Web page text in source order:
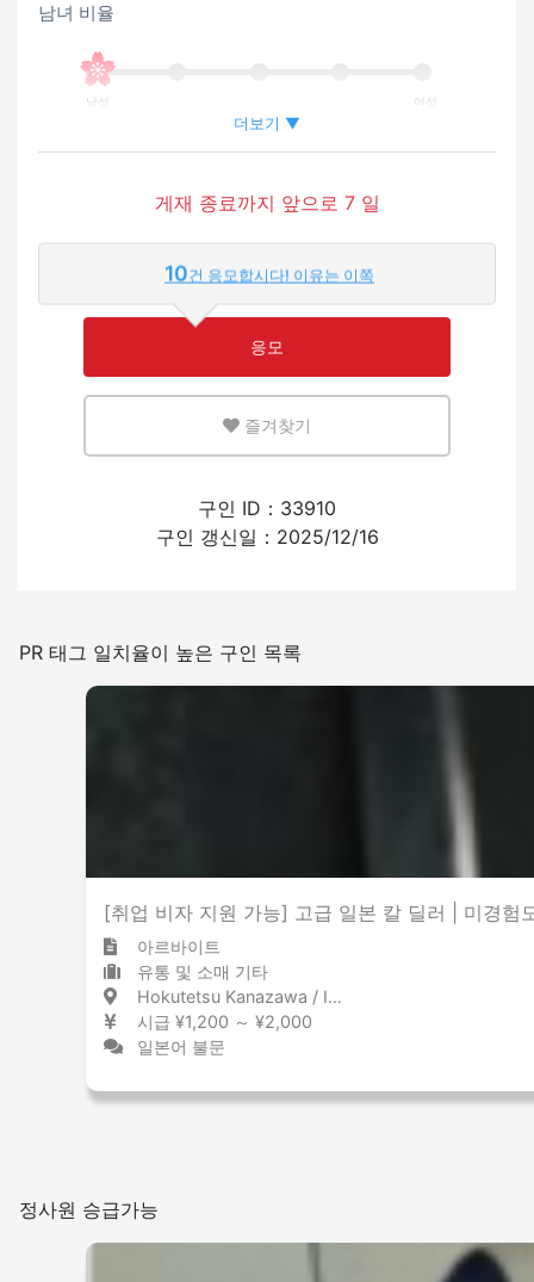
남녀 비율
남성 여성
외국인이 근무하는 비율
영어 또는 모국어를 살릴 수 있는 환경
적은 많은
외국인의 채용 경험
적은 많은
더보기 ▼
게재 종료까지 앞으로 7 일
10 건 응모합시다! 이유는 이쪽
응모
즐겨찾기
구인 ID：33910
구인 갱신일：2025/12/16
PR 태그 일치율이 높은 구인 목록
[취업 비자 지원 가능] 고급 일본 칼 딜러 | 미경험
아르바이트
유통 및 소매 기타
Hokutetsu Kanazawa / Ishikawa 北鉄金沢 / 石川県
시급 ¥1,200 ～ ¥2,000
일본어 불문
정사원 승급가능